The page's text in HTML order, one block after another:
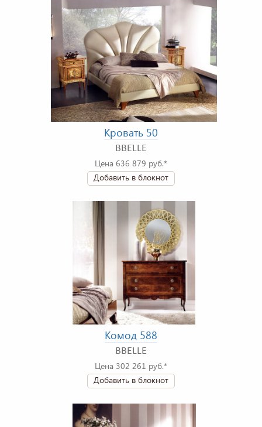
Кровать 50
BBELLE
Цена 636 879 руб.*
Добавить в блокнот
Комод 588
BBELLE
Цена 302 261 руб.*
Добавить в блокнот